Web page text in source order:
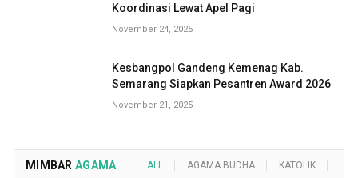
Koordinasi Lewat Apel Pagi
November 24, 2025
Kesbangpol Gandeng Kemenag Kab.
Semarang Siapkan Pesantren Award 2026
November 21, 2025
MIMBAR AGAMA ALL AGAMA BUDHA KATOLIK